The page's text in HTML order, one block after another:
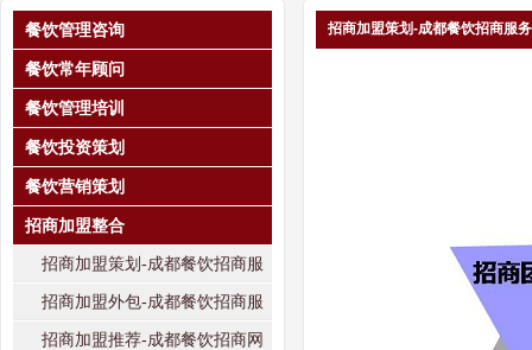
餐饮管理咨询
餐饮常年顾问
餐饮管理培训
餐饮投资策划
餐饮营销策划
招商加盟整合
招商加盟策划-成都餐饮招商服
务网
招商加盟外包-成都餐饮招商服
务网
招商加盟推荐-成都餐饮招商网
招商加盟策划-成都餐饮招商服